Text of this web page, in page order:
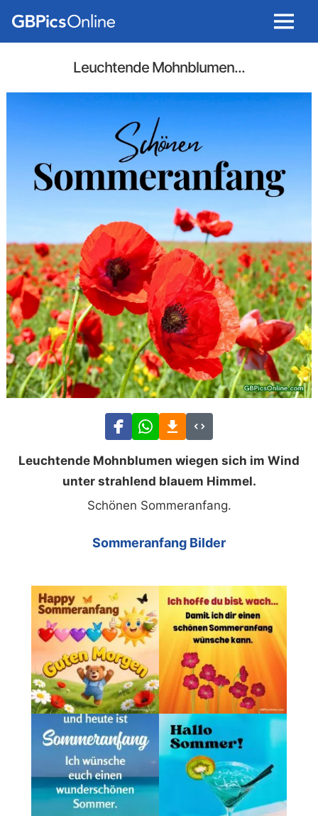
Menu
Leuchtende Mohnblumen...
Leuchtende Mohnblumen wiegen sich im Wind
unter strahlend blauem Himmel.
Schönen Sommeranfang.
Sommeranfang Bilder